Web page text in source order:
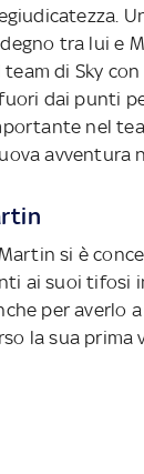
tra lui e
di Sky con
dai punti
nel
avventura
si è
ai suoi tifosi
per averlo
la sua prima